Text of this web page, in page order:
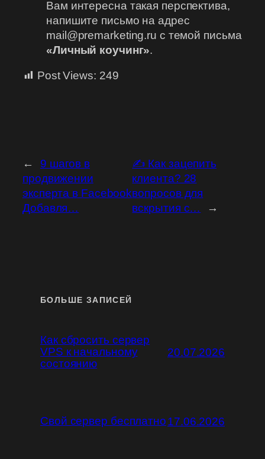
Вам интересна такая перспектива,
напишите письмо на адрес
mail@premarketing.ru с темой письма
«Личный коучинг».
Post Views: 249
←
9 шагов в
продвижении
эксперта в Facebook
Добавля…
✍ Как зацепить
клиента? 28
вопросов для
вскрытия с…
→
БОЛЬШЕ ЗАПИСЕЙ
Как сбросить сервер
VPS к начальному
состоянию
20.07.2026
Свой сервер бесплатно17.06.2026